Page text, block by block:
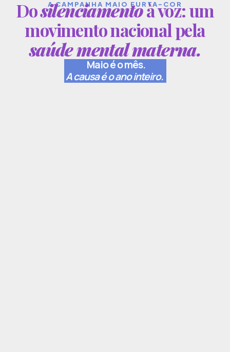
A CAMPANHA MAIO FURTA-COR
Dosilenciamentoà voz: um
movimento nacional pela
saúde mental materna.
Maio é o mês.
A causa é o ano inteiro.